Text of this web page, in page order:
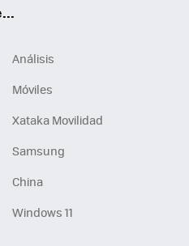
Análisis
Móviles
Xataka Movilidad
Samsung
China
Windows 11